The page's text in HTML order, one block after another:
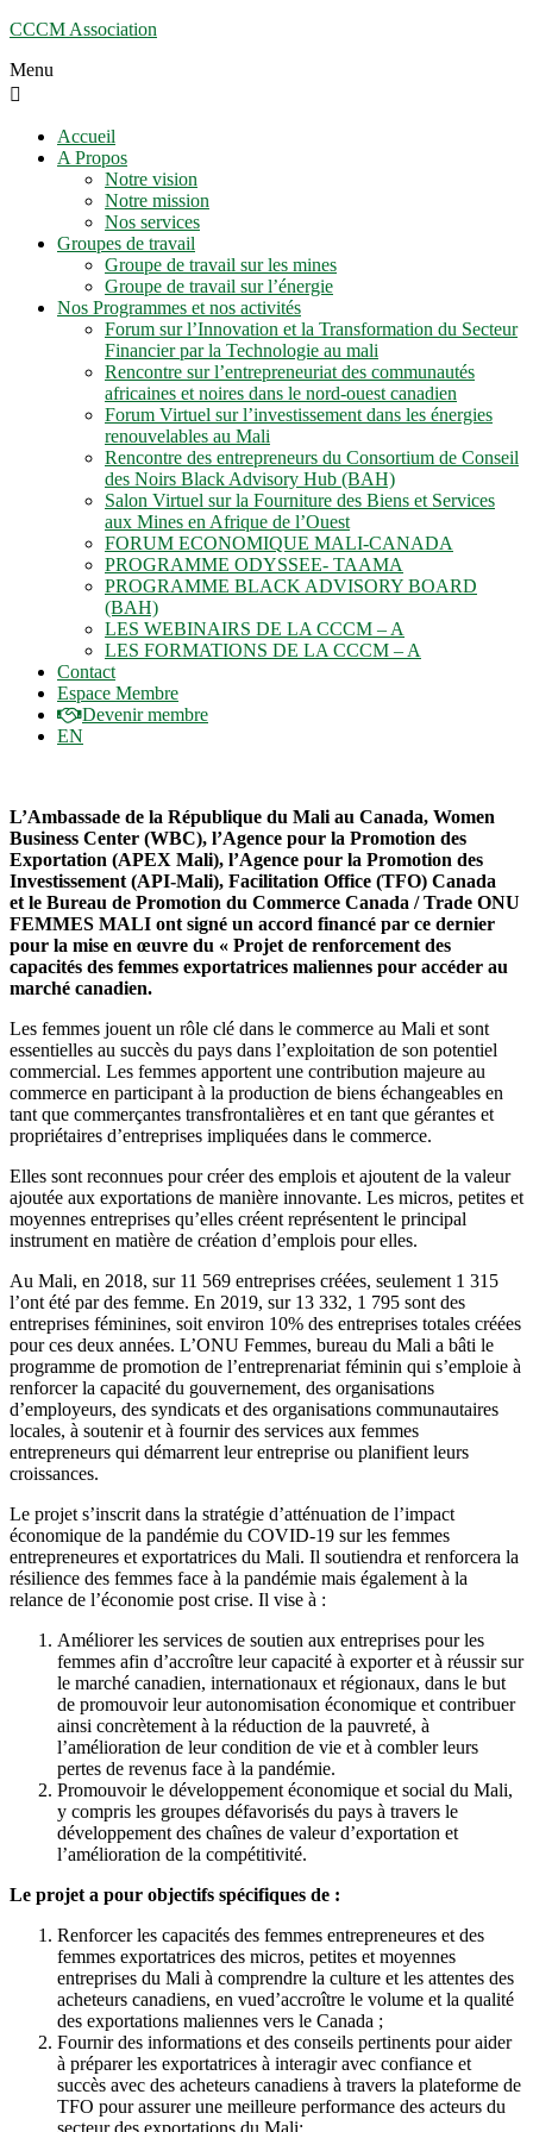
CCCM Association
Menu
Accueil
A Propos
Notre vision
Notre mission
Nos services
Groupes de travail
Groupe de travail sur les mines
Groupe de travail sur l’énergie
Nos Programmes et nos activités
Forum sur l’Innovation et la Transformation du Secteur
Financier par la Technologie au mali
Rencontre sur l’entrepreneuriat des communautés
africaines et noires dans le nord-ouest canadien
Forum Virtuel sur l’investissement dans les énergies
renouvelables au Mali
Rencontre des entrepreneurs du Consortium de Conseil
des Noirs Black Advisory Hub (BAH)
Salon Virtuel sur la Fourniture des Biens et Services
aux Mines en Afrique de l’Ouest
FORUM ECONOMIQUE MALI-CANADA
PROGRAMME ODYSSEE- TAAMA
PROGRAMME BLACK ADVISORY BOARD
(BAH)
LES WEBINAIRS DE LA CCCM – A
LES FORMATIONS DE LA CCCM – A
Contact
Espace Membre
Devenir membre
EN
L’Ambassade de la République du Mali au Canada, Women
Business Center (WBC), l’Agence pour la Promotion des
Exportation (APEX Mali), l’Agence pour la Promotion des
Investissement (API-Mali), Facilitation Office (TFO) Canada
et le Bureau de Promotion du Commerce Canada / Trade ONU
FEMMES MALI ont signé un accord financé par ce dernier
pour la mise en œuvre du « Projet de renforcement des
capacités des femmes exportatrices maliennes pour accéder au
marché canadien.
Les femmes jouent un rôle clé dans le commerce au Mali et sont
essentielles au succès du pays dans l’exploitation de son potentiel
commercial. Les femmes apportent une contribution majeure au
commerce en participant à la production de biens échangeables en
tant que commerçantes transfrontalières et en tant que gérantes et
propriétaires d’entreprises impliquées dans le commerce.
Elles sont reconnues pour créer des emplois et ajoutent de la valeur
ajoutée aux exportations de manière innovante. Les micros, petites et
moyennes entreprises qu’elles créent représentent le principal
instrument en matière de création d’emplois pour elles.
Au Mali, en 2018, sur 11 569 entreprises créées, seulement 1 315
l’ont été par des femme. En 2019, sur 13 332, 1 795 sont des
entreprises féminines, soit environ 10% des entreprises totales créées
pour ces deux années. L’ONU Femmes, bureau du Mali a bâti le
programme de promotion de l’entreprenariat féminin qui s’emploie à
renforcer la capacité du gouvernement, des organisations
d’employeurs, des syndicats et des organisations communautaires
locales, à soutenir et à fournir des services aux femmes
entrepreneurs qui démarrent leur entreprise ou planifient leurs
croissances.
Le projet s’inscrit dans la stratégie d’atténuation de l’impact
économique de la pandémie du COVID-19 sur les femmes
entrepreneures et exportatrices du Mali. Il soutiendra et renforcera la
résilience des femmes face à la pandémie mais également à la
relance de l’économie post crise. Il vise à :
Améliorer les services de soutien aux entreprises pour les
femmes afin d’accroître leur capacité à exporter et à réussir sur
le marché canadien, internationaux et régionaux, dans le but
de promouvoir leur autonomisation économique et contribuer
ainsi concrètement à la réduction de la pauvreté, à
l’amélioration de leur condition de vie et à combler leurs
pertes de revenus face à la pandémie.
Promouvoir le développement économique et social du Mali,
y compris les groupes défavorisés du pays à travers le
développement des chaînes de valeur d’exportation et
l’amélioration de la compétitivité.
Le projet a pour objectifs spécifiques de :
Renforcer les capacités des femmes entrepreneures et des
femmes exportatrices des micros, petites et moyennes
entreprises du Mali à comprendre la culture et les attentes des
acheteurs canadiens, en vued’accroître le volume et la qualité
des exportations maliennes vers le Canada ;
Fournir des informations et des conseils pertinents pour aider
à préparer les exportatrices à interagir avec confiance et
succès avec des acheteurs canadiens à travers la plateforme de
TFO pour assurer une meilleure performance des acteurs du
secteur des exportations du Mali;